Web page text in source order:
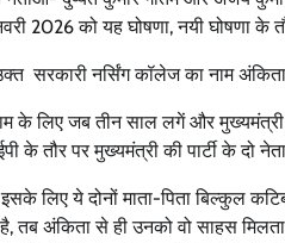
2026 को यह घोषणा, नयी घोषणा के
सरकारी नर्सिंग कॉलेज का नाम
के लिए जब तीन साल लगें और मुख्यमंत्री
के तौर पर मुख्यमंत्री की पार्टी के दो
इसके लिए ये दोनों माता-पिता बिल्कुल
तब अंकिता से ही उनको वो साहस